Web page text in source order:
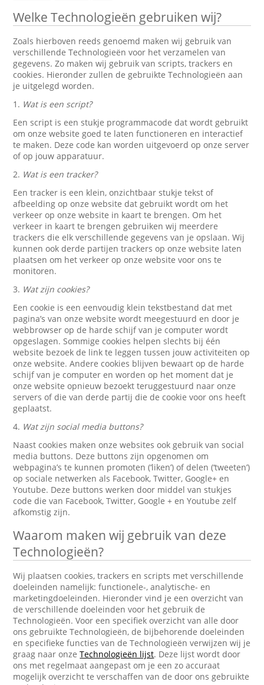
Welke Technologieën gebruiken wij?
Zoals hierboven reeds genoemd maken wij gebruik van
verschillende Technologieën voor het verzamelen van
gegevens. Zo maken wij gebruik van scripts, trackers en
cookies. Hieronder zullen de gebruikte Technologieën aan
je uitgelegd worden.
1. Wat is een script?
Een script is een stukje programmacode dat wordt gebruikt
om onze website goed te laten functioneren en interactief
te maken. Deze code kan worden uitgevoerd op onze server
of op jouw apparatuur.
2. Wat is een tracker?
Een tracker is een klein, onzichtbaar stukje tekst of
afbeelding op onze website dat gebruikt wordt om het
verkeer op onze website in kaart te brengen. Om het
verkeer in kaart te brengen gebruiken wij meerdere
trackers die elk verschillende gegevens van je opslaan. Wij
kunnen ook derde partijen trackers op onze website laten
plaatsen om het verkeer op onze website voor ons te
monitoren.
3. Wat zijn cookies?
Een cookie is een eenvoudig klein tekstbestand dat met
pagina’s van onze website wordt meegestuurd en door je
webbrowser op de harde schijf van je computer wordt
opgeslagen. Sommige cookies helpen slechts bij één
website bezoek de link te leggen tussen jouw activiteiten op
onze website. Andere cookies blijven bewaart op de harde
schijf van je computer en worden op het moment dat je
onze website opnieuw bezoekt teruggestuurd naar onze
servers of die van derde partij die de cookie voor ons heeft
geplaatst.
4. Wat zijn social media buttons?
Naast cookies maken onze websites ook gebruik van social
media buttons. Deze buttons zijn opgenomen om
webpagina’s te kunnen promoten (‘liken’) of delen (‘tweeten’)
op sociale netwerken als Facebook, Twitter, Google+ en
Youtube. Deze buttons werken door middel van stukjes
code die van Facebook, Twitter, Google + en Youtube zelf
afkomstig zijn.
Waarom maken wij gebruik van deze
Technologieën?
Wij plaatsen cookies, trackers en scripts met verschillende
doeleinden namelijk: functionele-, analytische- en
marketingdoeleinden. Hieronder vind je een overzicht van
de verschillende doeleinden voor het gebruik de
Technologieën. Voor een specifiek overzicht van alle door
ons gebruikte Technologieën, de bijbehorende doeleinden
en specifieke functies van de Technologieën verwijzen wij je
graag naar onzeTechnologieën lijst. Deze lijst wordt door
ons met regelmaat aangepast om je een zo accuraat
mogelijk overzicht te verschaffen van de door ons gebruikte